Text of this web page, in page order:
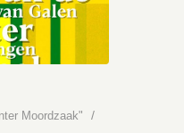
Moordzaak" /